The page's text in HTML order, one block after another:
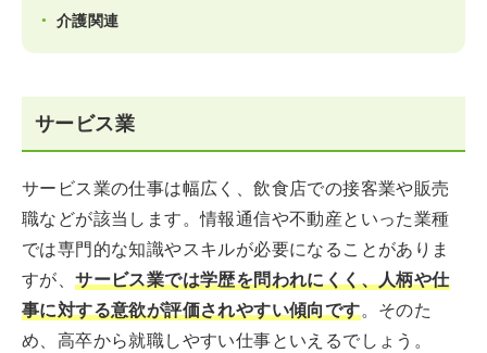
介護関連
サービス業
サービス業の仕事は幅広く、飲食店での接客業や販売
職などが該当します。情報通信や不動産といった業種
では専門的な知識やスキルが必要になることがありま
すが、サービス業では学歴を問われにくく、人柄や仕
事に対する意欲が評価されやすい傾向です。そのた
め、高卒から就職しやすい仕事といえるでしょう。